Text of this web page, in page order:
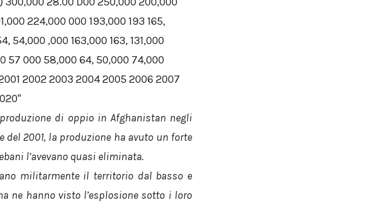
di oppio in Afghanistan negli
2001, la produzione ha avuto un forte
l’avevano quasi eliminata.
militarmente il territorio dal basso e
ne hanno visto l’esplosione sotto i loro